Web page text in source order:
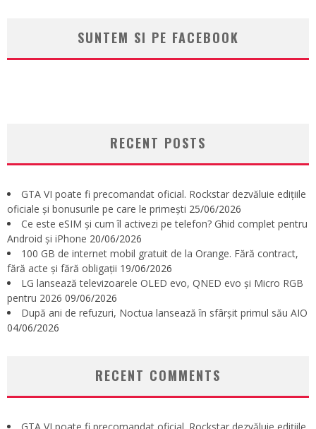
SUNTEM SI PE FACEBOOK
RECENT POSTS
GTA VI poate fi precomandat oficial. Rockstar dezvăluie edițiile
oficiale și bonusurile pe care le primești 25/06/2026
Ce este eSIM și cum îl activezi pe telefon? Ghid complet pentru
Android și iPhone 20/06/2026
100 GB de internet mobil gratuit de la Orange. Fără contract,
fără acte și fără obligații 19/06/2026
LG lansează televizoarele OLED evo, QNED evo și Micro RGB
pentru 2026 09/06/2026
După ani de refuzuri, Noctua lansează în sfârșit primul său AIO
04/06/2026
RECENT COMMENTS